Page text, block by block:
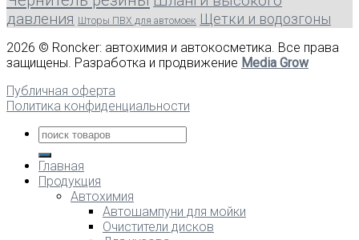
давления Шторы ПВХ для автомоек Щетки и водозгоны
2026 © Roncker: автохимия и автокосметика. Все права
защищены. Разработка и продвижение Media Grow
Публичная оферта
Политика конфиденциальности
Главная
Продукция
Автохимия
Автошампуни для мойки
Очистители дисков